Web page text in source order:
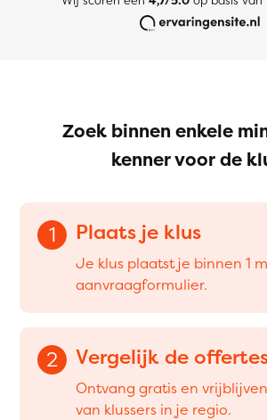
Zoek binnen enkele
kenner voor de
1 Plaats je klus
Je klus plaatst je binnen 1
aanvraagformulier.
2 Vergelijk de
Ontvang gratis en
van klussers in je regio.